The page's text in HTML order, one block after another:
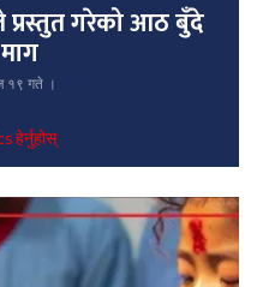
गरेको आठ बुँदे
१९ गते ।
हेर्नुहोस्